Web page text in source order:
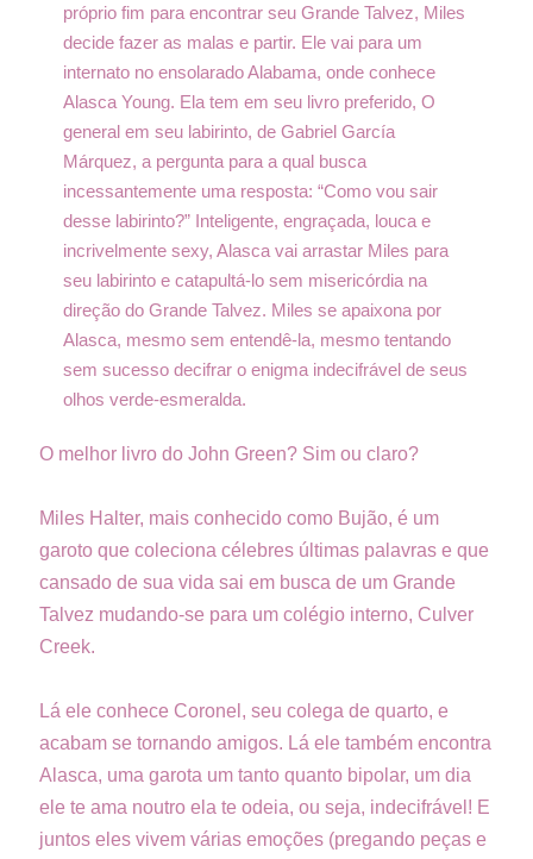
próprio fim para encontrar seu Grande Talvez, Miles
decide fazer as malas e partir. Ele vai para um
internato no ensolarado Alabama, onde conhece
Alasca Young. Ela tem em seu livro preferido, O
general em seu labirinto, de Gabriel García
Márquez, a pergunta para a qual busca
incessantemente uma resposta: “Como vou sair
desse labirinto?” Inteligente, engraçada, louca e
incrivelmente sexy, Alasca vai arrastar Miles para
seu labirinto e catapultá-lo sem misericórdia na
direção do Grande Talvez. Miles se apaixona por
Alasca, mesmo sem entendê-la, mesmo tentando
sem sucesso decifrar o enigma indecifrável de seus
olhos verde-esmeralda.
O melhor livro do John Green? Sim ou claro?
Miles Halter, mais conhecido como Bujão, é um
garoto que coleciona célebres últimas palavras e que
cansado de sua vida sai em busca de um Grande
Talvez mudando-se para um colégio interno, Culver
Creek.
Lá ele conhece Coronel, seu colega de quarto, e
acabam se tornando amigos. Lá ele também encontra
Alasca, uma garota um tanto quanto bipolar, um dia
ele te ama noutro ela te odeia, ou seja, indecifrável! E
juntos eles vivem várias emoções (pregando peças e